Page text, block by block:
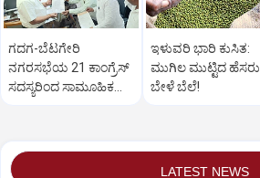
ಗದಗ-ಬೆಟಗೇರಿ
ನಗರಸಭೆಯ 21 ಕಾಂಗ್ರೆಸ್
ಸದಸ್ಯರಿಂದ ಸಾಮೂಹಿಕ
ಇಳುವರಿ ಭಾರಿ ಕುಸಿತ:
ಮುಗಿಲ ಮುಟ್ಟಿದ ಹೆಸರು
ಬೇಳೆ ಬೆಲೆ!
LATEST NEWS